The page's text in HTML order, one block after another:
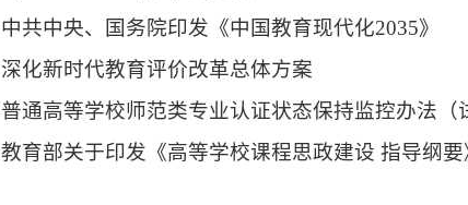
中共中央、国务院印发《中国教育现代化2035》
深化新时代教育评价改革总体方案
普通高等学校师范类专业认证状态保持监控办法 （
教育部关于印发《高等学校课程思政建设 指导纲要